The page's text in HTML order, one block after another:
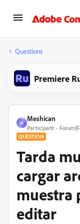
Questions
Premiere
M
Meshican
Participant
QUESTION
Tarda
cargar
muestra
editar